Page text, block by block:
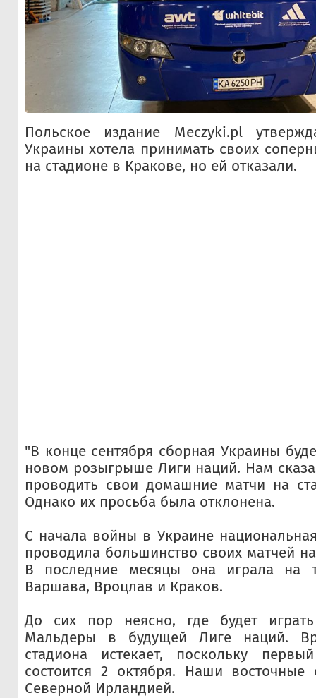
Польское издание Meczyki.pl
Украины хотела принимать своих
на стадионе в Кракове, но ей отказали.
"В конце сентября сборная Украины
новом розыгрыше Лиги наций. Нам
проводить свои домашние матчи на
Однако их просьба была отклонена.
С начала войны в Украине
проводила большинство своих матчей
В последние месяцы она играла на
Варшава, Вроцлав и Краков.
До сих пор неясно, где будет
Мальдеры в будущей Лиге наций.
стадиона истекает, поскольку
состоится 2 октября. Наши восточные
Северной Ирландией.